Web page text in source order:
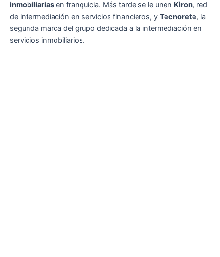
inmobiliarias en franquicia. Más tarde se le unen Kìron, red
de intermediación en servicios financieros, y Tecnorete, la
segunda marca del grupo dedicada a la intermediación en
servicios inmobiliarios.